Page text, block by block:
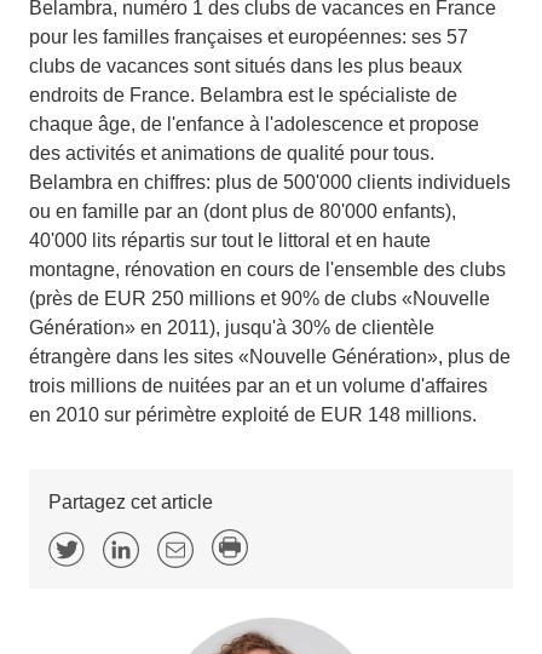
Belambra, numéro 1 des clubs de vacances en France
pour les familles françaises et européennes: ses 57
clubs de vacances sont situés dans les plus beaux
endroits de France. Belambra est le spécialiste de
chaque âge, de l'enfance à l'adolescence et propose
des activités et animations de qualité pour tous.
Belambra en chiffres: plus de 500'000 clients individuels
ou en famille par an (dont plus de 80'000 enfants),
40'000 lits répartis sur tout le littoral et en haute
montagne, rénovation en cours de l'ensemble des clubs
(près de EUR 250 millions et 90% de clubs «Nouvelle
Génération» en 2011), jusqu'à 30% de clientèle
étrangère dans les sites «Nouvelle Génération», plus de
trois millions de nuitées par an et un volume d'affaires
en 2010 sur périmètre exploité de EUR 148 millions.
Partagez cet article